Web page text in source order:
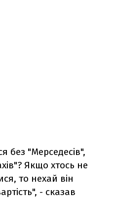
без "Мерседесів",
Якщо хтось не
то нехай він
- сказав